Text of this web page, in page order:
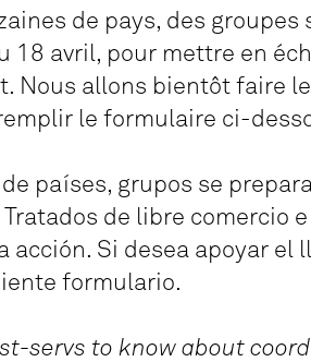
de pays, des
18 avril, pour mettre en
Nous allons bientôt faire
le formulaire ci-
de países, grupos se
de libre comercio
acción. Si desea apoyar el
formulario.
servs to know about